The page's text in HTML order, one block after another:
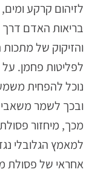
לזיהום קרקע
בריאות האדם דרך
והזיקוק של
לפליטות פחמן. על
נוכל להפחית
ובכך לשמר
מכך, מיחזור
למאמץ הגלובלי
אחראי של פסולת